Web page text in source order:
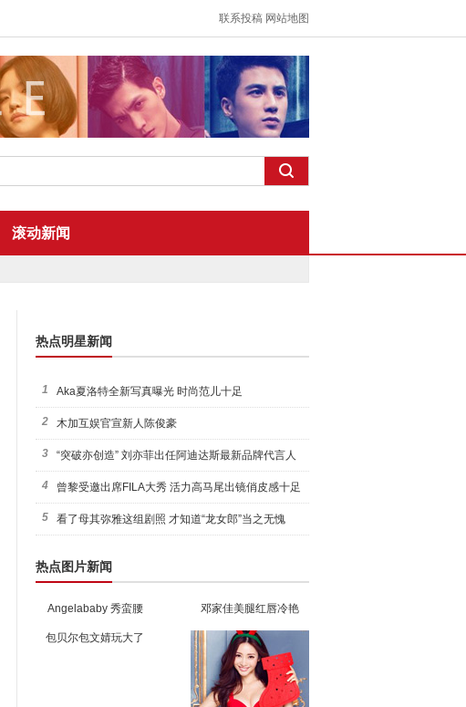
联系投稿 网站地图
滚动新闻
热点明星新闻
1 Aka夏洛特全新写真曝光 时尚范儿十足
2 木加互娱官宣新人陈俊豪
3 “突破亦创造” 刘亦菲出任阿迪达斯最新品牌代言人
引爆
4 曾黎受邀出席FILA大秀 活力高马尾出镜俏皮感十足
5 看了母其弥雅这组剧照 才知道“龙女郎”当之无愧
热点图片新闻
Angelababy 秀蛮腰 邓家佳美腿红唇冷艳
包贝尔包文婧玩大了